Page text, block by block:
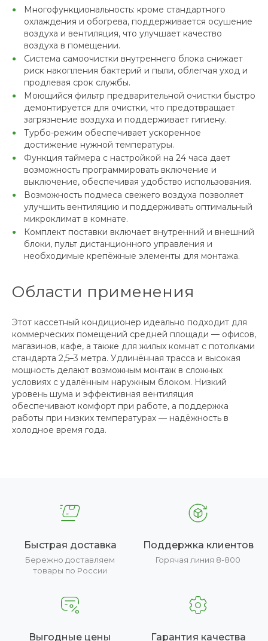
Многофункциональность: кроме стандартного
охлаждения и обогрева, поддерживается осушение
воздуха и вентиляция, что улучшает качество
воздуха в помещении.
Система самоочистки внутреннего блока снижает
риск накопления бактерий и пыли, облегчая уход и
продлевая срок службы.
Моющийся фильтр предварительной очистки быстро
демонтируется для очистки, что предотвращает
загрязнение воздуха и поддерживает гигиену.
Турбо-режим обеспечивает ускоренное
достижение нужной температуры.
Функция таймера с настройкой на 24 часа дает
возможность программировать включение и
выключение, обеспечивая удобство использования.
Возможность подмеса свежего воздуха позволяет
улучшить вентиляцию и поддерживать оптимальный
микроклимат в комнате.
Комплект поставки включает внутренний и внешний
блоки, пульт дистанционного управления и
необходимые крепёжные элементы для монтажа.
Области применения
Этот кассетный кондиционер идеально подходит для
коммерческих помещений средней площади — офисов,
магазинов, кафе, а также для жилых комнат с потолками
стандарта 2,5–3 метра. Удлинённая трасса и высокая
мощность делают возможным монтаж в сложных
условиях с удалённым наружным блоком. Низкий
уровень шума и эффективная вентиляция
обеспечивают комфорт при работе, а поддержка
работы при низких температурах — надёжность в
холодное время года.
Быстрая доставка
Бережно доставляем
товары по России
Поддержка клиентов
Горячая линия 8-800
Выгодные цены Гарантия качества